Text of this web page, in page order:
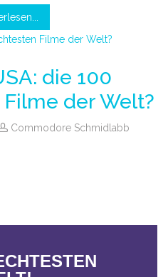
die 100
der Welt?
Commodore Schmidlabb